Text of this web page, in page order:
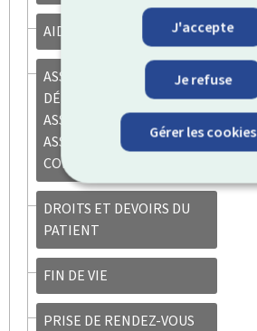
J'accepte
Je refuse
Gérer les cookies
AIDES À DOMICILE
ASSURANCE (PERSONNES
DÉPENDANTES,
ASSURANCE ACCIDENT,
ASSURANCE
COMPLÉMENTAIRE)
DROITS ET DEVOIRS DU
PATIENT
FIN DE VIE
PRISE DE RENDEZ-VOUS